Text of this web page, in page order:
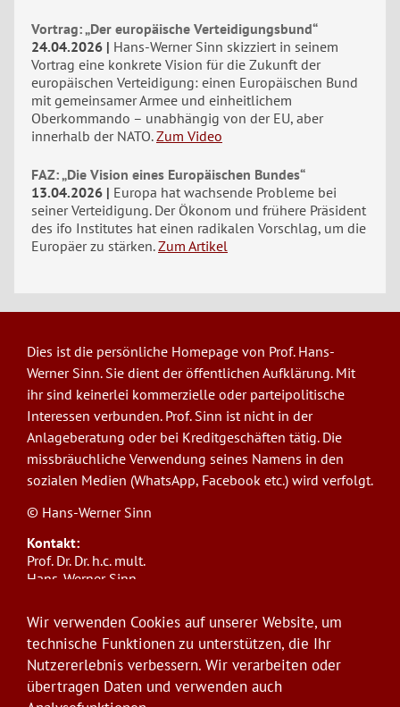
Vortrag: „Der europäische Verteidigungsbund“
24.04.2026
Hans-Werner Sinn skizziert in seinem
Vortrag eine konkrete Vision für die Zukunft der
europäischen Verteidigung: einen Europäischen Bund
mit gemeinsamer Armee und einheitlichem
Oberkommando – unabhängig von der EU, aber
innerhalb der NATO. Zum Video
FAZ: „Die Vision eines Europäischen Bundes“
13.04.2026
Europa hat wachsende Probleme bei
seiner Verteidigung. Der Ökonom und frühere Präsident
des ifo Institutes hat einen radikalen Vorschlag, um die
Europäer zu stärken. Zum Artikel
Dies ist die persönliche Homepage von Prof. Hans-
Werner Sinn. Sie dient der öffentlichen Aufklärung. Mit
ihr sind keinerlei kommerzielle oder parteipolitische
Interessen verbunden. Prof. Sinn ist nicht in der
Anlageberatung oder bei Kreditgeschäften tätig. Die
missbräuchliche Verwendung seines Namens in den
sozialen Medien (WhatsApp, Facebook etc.) wird verfolgt.
© Hans-Werner Sinn
Kontakt:
Prof. Dr. Dr. h.c. mult.
Hans-Werner Sinn,
ifo Institut
Poschingerstr. 5, 81679 München
Telefon: +49(0)89/9224-1276
E-Mail:sinn@ifo.de
Wir verwenden Cookies auf unserer Website, um
technische Funktionen zu unterstützen, die Ihr
Nutzererlebnis verbessern. Wir verarbeiten oder
übertragen Daten und verwenden auch